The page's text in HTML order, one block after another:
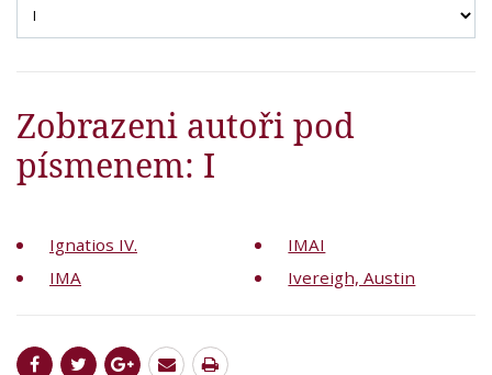
Zobrazeni autoři pod
písmenem: I
Ignatios IV.
IMA
IMAI
Ivereigh, Austin